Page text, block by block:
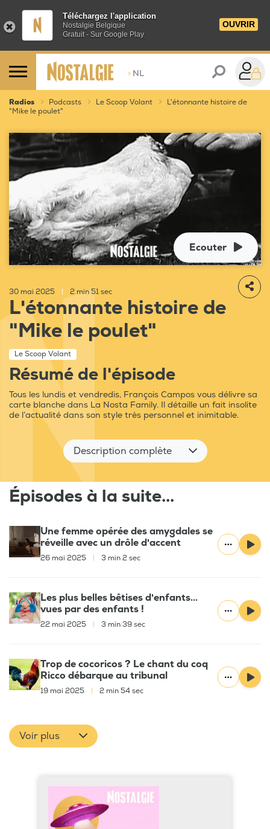
Téléchargez l'application
Nostalgie Belgique
Gratuit - Sur Google Play
OUVRIR
> NL
Radios Podcasts Le Scoop Volant
L'étonnante histoire de
"Mike le poulet"
Ecouter
30 mai 2025 2 min 51 sec
L'étonnante histoire de
"Mike le poulet"
Le Scoop Volant
Résumé de l'épisode
Tous les lundis et vendredis, François Campos vous délivre sa
carte blanche dans La Nosta Family. Il détaille un fait insolite
de l’actualité dans son style très personnel et inimitable.
Description complète
Épisodes à la suite...
Une femme opérée des amygdales se
réveille avec un drôle d'accent
26 mai 2025 3 min 2 sec
Les plus belles bêtises d'enfants...
vues par des enfants !
22 mai 2025 3 min 39 sec
Trop de cocoricos ? Le chant du coq
Ricco débarque au tribunal
19 mai 2025 2 min 54 sec
Voir plus